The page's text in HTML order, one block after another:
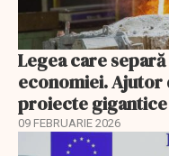
Legea care
economiei. Ajutor
proiecte gigantice
09 FEBRUARIE 2026